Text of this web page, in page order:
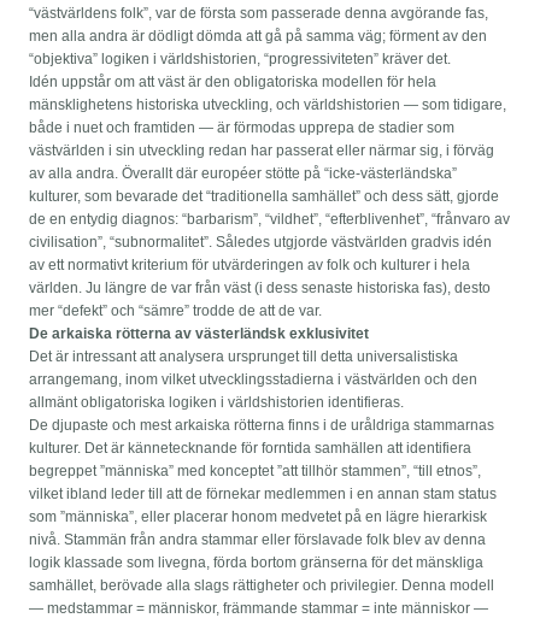
“västvärldens folk”, var de första som passerade denna avgörande fas,
men alla andra är dödligt dömda att gå på samma väg; förment av den
“objektiva” logiken i världshistorien, “progressiviteten” kräver det.
Idén uppstår om att väst är den obligatoriska modellen för hela
mänsklighetens historiska utveckling, och världshistorien — som tidigare,
både i nuet och framtiden — är förmodas upprepa de stadier som
västvärlden i sin utveckling redan har passerat eller närmar sig, i förväg
av alla andra. Överallt där européer stötte på “icke-västerländska”
kulturer, som bevarade det “traditionella samhället” och dess sätt, gjorde
de en entydig diagnos: “barbarism”, “vildhet”, “efterblivenhet”, “frånvaro av
civilisation”, “subnormalitet”. Således utgjorde västvärlden gradvis idén
av ett normativt kriterium för utvärderingen av folk och kulturer i hela
världen. Ju längre de var från väst (i dess senaste historiska fas), desto
mer “defekt” och “sämre” trodde de att de var.
De arkaiska rötterna av västerländsk exklusivitet
Det är intressant att analysera ursprunget till detta universalistiska
arrangemang, inom vilket utvecklingsstadierna i västvärlden och den
allmänt obligatoriska logiken i världshistorien identifieras.
De djupaste och mest arkaiska rötterna finns i de uråldriga stammarnas
kulturer. Det är kännetecknande för forntida samhällen att identifiera
begreppet ”människa” med konceptet ”att tillhör stammen”, “till etnos”,
vilket ibland leder till att de förnekar medlemmen i en annan stam status
som ”människa”, eller placerar honom medvetet på en lägre hierarkisk
nivå. Stammän från andra stammar eller förslavade folk blev av denna
logik klassade som livegna, förda bortom gränserna för det mänskliga
samhället, berövade alla slags rättigheter och privilegier. Denna modell
— medstammar = människor, främmande stammar = inte människor —